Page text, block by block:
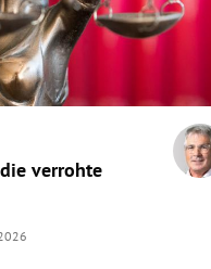
verrohte